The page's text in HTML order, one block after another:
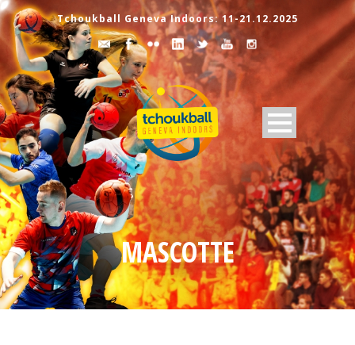
Tchoukball Geneva Indoors: 11-21.12.2025
MASCOTTE